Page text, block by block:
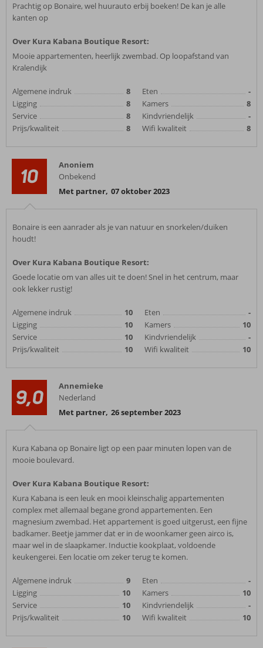
Prachtig op Bonaire, wel huurauto erbij boeken! De kan je alle
kanten op
Over Kura Kabana Boutique Resort:
Mooie appartementen, heerlijk zwembad. Op loopafstand van
Kralendijk
Algemene indruk
8
Ligging
8
Service
8
Prijs/kwaliteit
8
Eten
-
Kamers
8
Kindvriendelijk
-
Wifi kwaliteit
8
10
Anoniem
Onbekend
Met partner, 07 oktober 2023
Bonaire is een aanrader als je van natuur en snorkelen/duiken
houdt!
Over Kura Kabana Boutique Resort:
Goede locatie om van alles uit te doen! Snel in het centrum, maar
ook lekker rustig!
Algemene indruk
10
Ligging
10
Service
10
Prijs/kwaliteit
10
Eten
-
Kamers
10
Kindvriendelijk
-
Wifi kwaliteit
10
9,0
Annemieke
Nederland
Met partner, 26 september 2023
Kura Kabana op Bonaire ligt op een paar minuten lopen van de
mooie boulevard.
Over Kura Kabana Boutique Resort:
Kura Kabana is een leuk en mooi kleinschalig appartementen
complex met allemaal begane grond appartementen. Een
magnesium zwembad. Het appartement is goed uitgerust, een fijne
badkamer. Beetje jammer dat er in de woonkamer geen airco is,
maar wel in de slaapkamer. Inductie kookplaat, voldoende
keukengerei. Een locatie om zeker terug te komen.
Algemene indruk
9
Ligging
10
Service
10
Prijs/kwaliteit
10
Eten
-
Kamers
10
Kindvriendelijk
-
Wifi kwaliteit
10